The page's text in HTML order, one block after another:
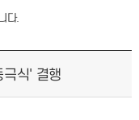
다.
식' 결행